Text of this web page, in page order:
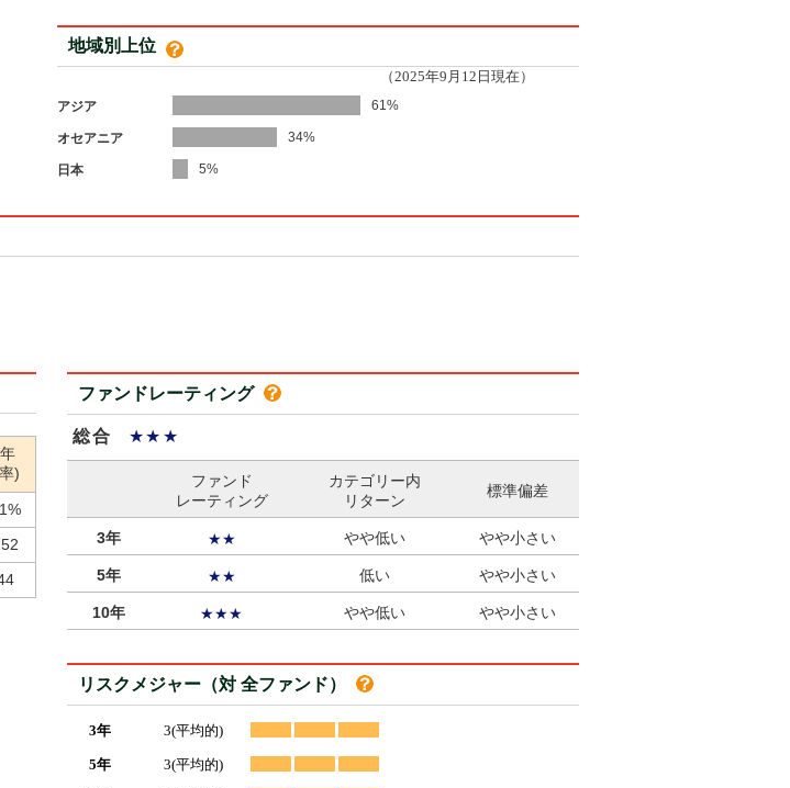
地域別上位
（2025年9月12日現在）
アジア 61%
オセアニア 34%
日本 5%
)
ファンドレーティング
総合 ★★★
ファンド
レーティング
カテゴリー内
リターン
標準偏差
3年 ★★ やや低い やや小さい
5年 ★★ 低い やや小さい
10年 ★★★ やや低い やや小さい
リスクメジャー（対 全ファンド）
3年
5年
3(平均的)
3(平均的)